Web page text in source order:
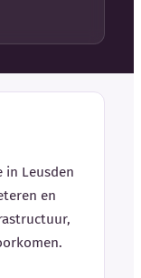
in Leusden
en